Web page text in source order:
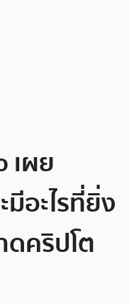
เผย
มีอะไรที่ยิ่ง
คริปโต